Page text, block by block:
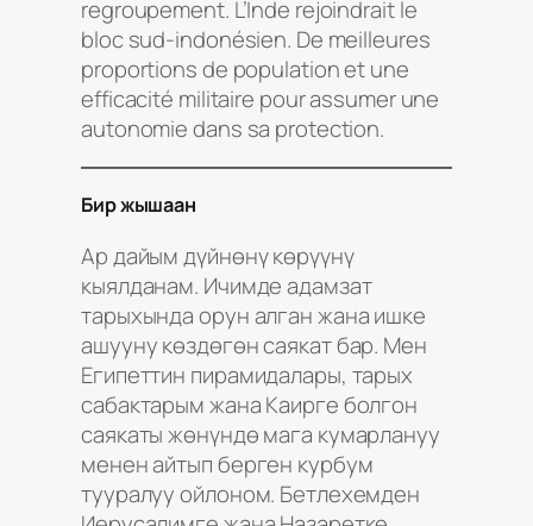
regroupement. L’Inde rejoindrait le
bloc sud-indonésien. De meilleures
proportions de population et une
efficacité militaire pour assumer une
autonomie dans sa protection.
Бир жышаан
Ар дайым дүйнөнү көрүүнү
кыялданам. Ичимде адамзат
тарыхында орун алган жана ишке
ашууну көздөгөн саякат бар. Мен
Египеттин пирамидалары, тарых
сабактарым жана Каирге болгон
саякаты жөнүндө мага кумарлануу
менен айтып берген курбум
тууралуу ойлоном. Бетлехемден